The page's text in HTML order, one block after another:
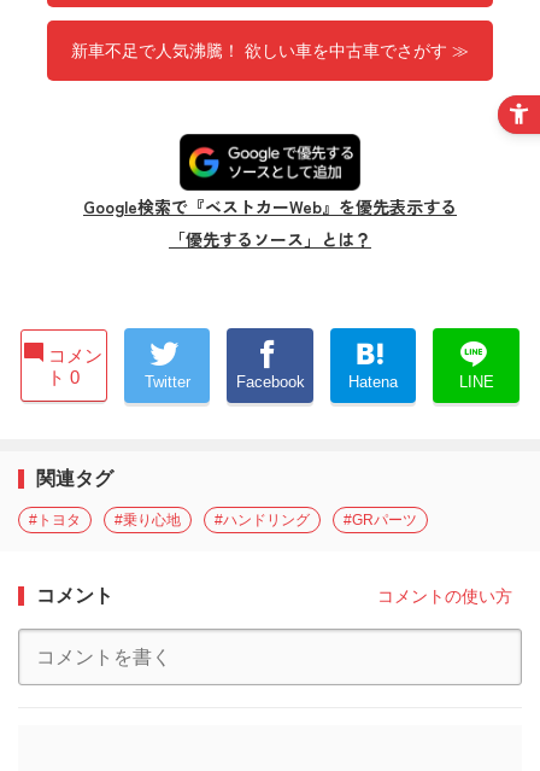
新車不足で人気沸騰！ 欲しい車を中古車でさがす ≫
Google検索で『ベストカーWeb』を優先表示する
「優先するソース」とは？
コメン
ト 0
Twitter Facebook Hatena LINE
関連タグ
#トヨタ #乗り心地 #ハンドリング #GRパーツ
コメント コメントの使い方